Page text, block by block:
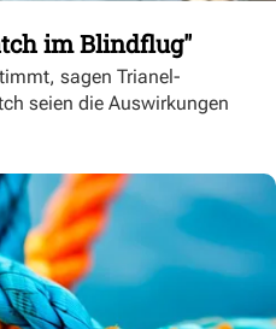
im Blindflug"
sagen Trianel-
seien die Auswirkungen